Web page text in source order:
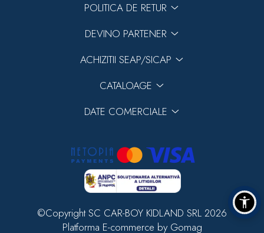
POLITICA DE RETUR
DEVINO PARTENER
ACHIZITII SEAP/SICAP
CATALOAGE
DATE COMERCIALE
©Copyright SC CAR-BOY KIDLAND SRL 2026
Platforma E-commerce by Gomag